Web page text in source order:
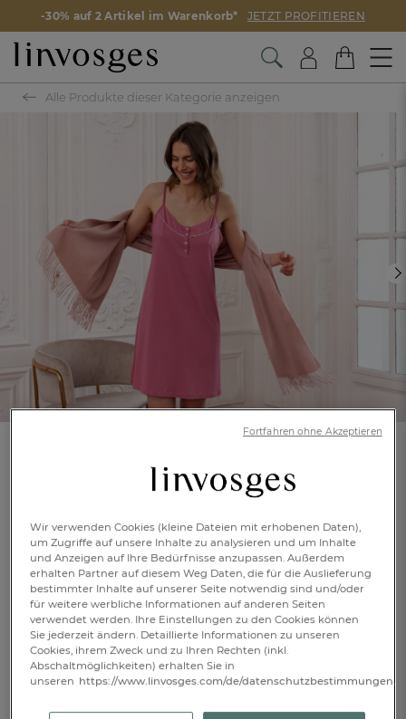
-30% auf 2 Artikel im Warenkorb* JETZT PROFITIEREN
Alle Produkte dieser Kategorie anzeigen
Nachthemd - ärmellos
Bougainvillea
Artikelnr.: 991901701
mit
perlmuttfarbenen
Knöpfen
Mehr Infos
Eigenschaften:
Nachthemd ärmellos
Wir verwenden Cookies (kleine Dateien mit erhobenen Daten),
um Zugriffe auf unsere Inhalte zu analysieren und um Inhalte
und Anzeigen auf Ihre Bedürfnisse anzupassen. Außerdem
erhalten Partner auf diesem Weg Daten, die für die Auslieferung
bestimmter Inhalte auf unserer Seite notwendig sind und/oder
für weitere werbliche Informationen auf anderen Seiten
verwendet werden. Ihre Einstellungen zu den Cookies können
Sie jederzeit ändern. Detaillierte Informationen zu unseren
Cookies, ihrem Zweck und zu Ihren Rechten (inkl.
Abschaltmöglichkeiten) erhalten Sie in
unseren https://www.linvosges.com/de/
Fortfahren ohne Akzeptieren